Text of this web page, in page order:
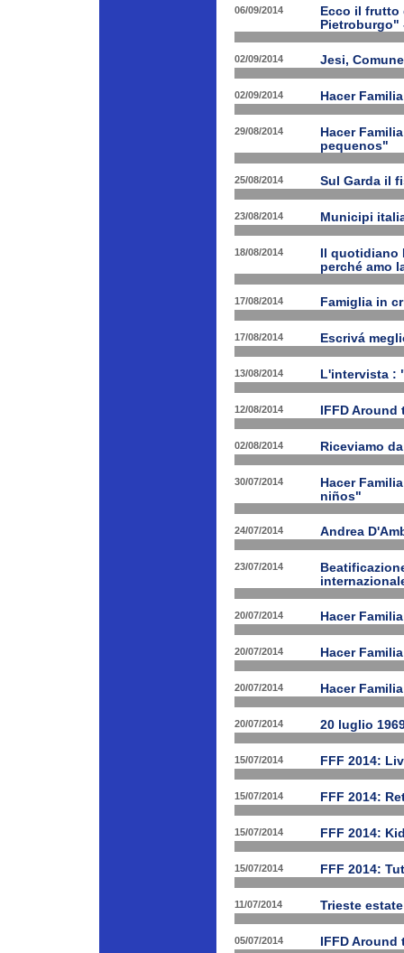
06/09/2014
Ecco il frutto
Pietroburgo"
02/09/2014 Jesi,
02/09/2014 Hacer
29/08/2014
Hacer
pequenos"
25/08/2014 Sul Garda il
23/08/2014 Municipi
18/08/2014
Il
perché amo
17/08/2014 Famiglia in
17/08/2014 Escrivá
13/08/2014 L'intervista :
12/08/2014 IFFD
02/08/2014 Riceviamo
30/07/2014
Hacer
niños"
24/07/2014 Andrea
23/07/2014
20/07/2014 Hacer
20/07/2014 Hacer
20/07/2014 Hacer
20/07/2014 20 luglio
15/07/2014 FFF 2014:
15/07/2014 FFF 2014:
15/07/2014 FFF 2014:
15/07/2014 FFF 2014:
11/07/2014 Trieste
05/07/2014 IFFD